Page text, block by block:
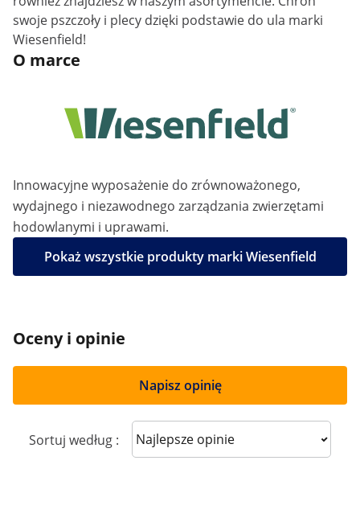
swoje pszczoły i plecy dzięki podstawie do ula marki
Wiesenfield!
O marce
Innowacyjne wyposażenie do zrównoważonego,
wydajnego i niezawodnego zarządzania zwierzętami
hodowlanymi i uprawami.
Pokaż wszystkie produkty marki Wiesenfield
Oceny i opinie
Napisz opinię
Sortuj według : Sort reviews